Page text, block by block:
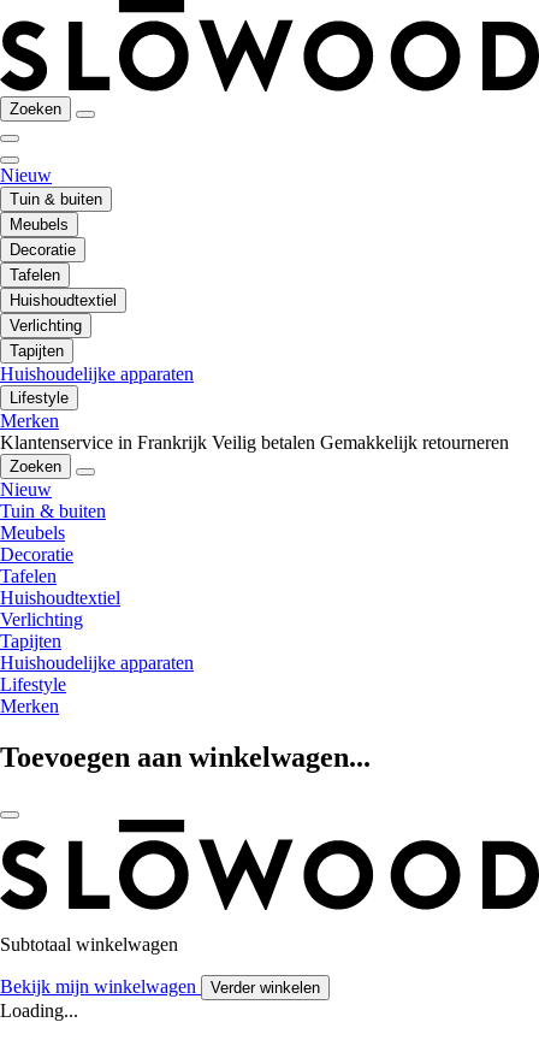
Zoeken
Nieuw
Tuin & buiten
Meubels
Decoratie
Tafelen
Huishoudtextiel
Verlichting
Tapijten
Huishoudelijke apparaten
Lifestyle
Merken
Klantenservice in Frankrijk Veilig betalen Gemakkelijk retourneren
Zoeken
Nieuw
Tuin & buiten
Meubels
Decoratie
Tafelen
Huishoudtextiel
Verlichting
Tapijten
Huishoudelijke apparaten
Lifestyle
Merken
Toevoegen aan winkelwagen...
Subtotaal winkelwagen
Bekijk mijn winkelwagen Verder winkelen
Loading...